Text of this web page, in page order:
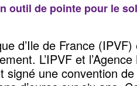
outil de pointe pour le
d’Ile de France
L’IPVF et
signé une convention